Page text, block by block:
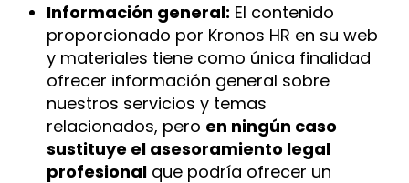
Información general: El contenido
proporcionado por Kronos HR en su web
y materiales tiene como única finalidad
ofrecer información general sobre
nuestros servicios y temas
relacionados, pero en ningún caso
sustituye el asesoramiento legal
profesionalque podría ofrecer un